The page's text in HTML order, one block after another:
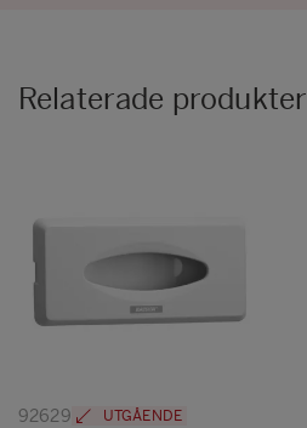
Relaterade produkter
92629 UTGÅENDE